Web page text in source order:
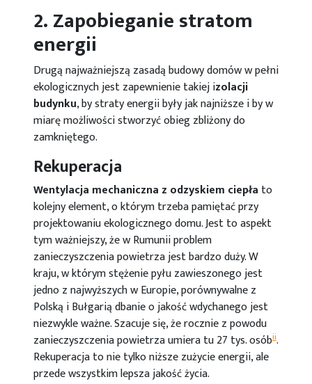
2. Zapobieganie stratom
energii
Drugą najważniejszą zasadą budowy domów w pełni
ekologicznych jest zapewnienie takiej izolacji
budynku, by straty energii były jak najniższe i by w
miarę możliwości stworzyć obieg zbliżony do
zamkniętego.
Rekuperacja
Wentylacja mechaniczna z odzyskiem ciepła to
kolejny element, o którym trzeba pamiętać przy
projektowaniu ekologicznego domu. Jest to aspekt
tym ważniejszy, że w Rumunii problem
zanieczyszczenia powietrza jest bardzo duży. W
kraju, w którym stężenie pyłu zawieszonego jest
jedno z najwyższych w Europie, porównywalne z
Polską i Bułgarią dbanie o jakość wdychanego jest
niezwykle ważne. Szacuje się, że rocznie z powodu
zanieczyszczenia powietrza umiera tu 27 tys. osóbii.
Rekuperacja to nie tylko niższe zużycie energii, ale
przede wszystkim lepsza jakość życia.